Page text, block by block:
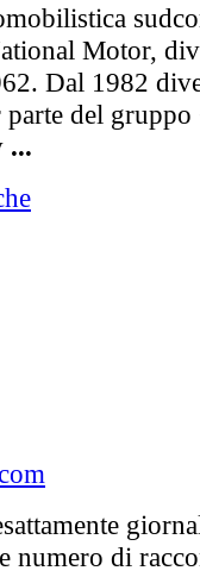
Motor,
Dal 1982
del gruppo
...
numero di